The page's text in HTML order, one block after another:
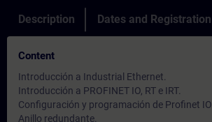
Description Dates and Registration
Content
Introducción a Industrial Ethernet.
Introducción a PROFINET IO, RT e IRT.
Configuración y programación de Profinet IO.
Anillo redundante.